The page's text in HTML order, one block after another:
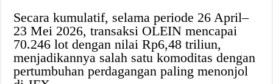
Secara kumulatif, selama periode 26 April–
23 Mei 2026, transaksi OLEIN mencapai
70.246 lot dengan nilai Rp6,48 triliun,
menjadikannya salah satu komoditas dengan
pertumbuhan perdagangan paling menonjol